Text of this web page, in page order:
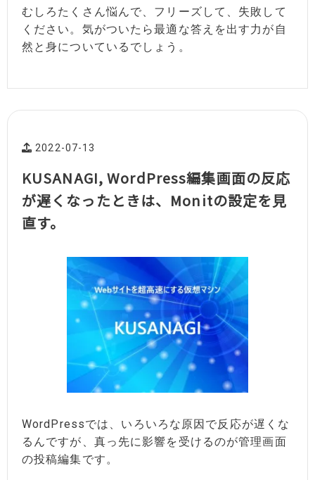
むしろたくさん悩んで、フリーズして、失敗して
ください。気がついたら最適な答えを出す力が自
然と身についているでしょう。
2022-07-13
KUSANAGI, WordPress編集画面の反応
が遅くなったときは、Monitの設定を見
直す。
WordPressでは、いろいろな原因で反応が遅くな
るんですが、真っ先に影響を受けるのが管理画面
の投稿編集です。